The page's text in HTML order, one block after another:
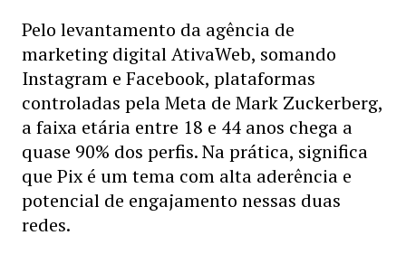
Pelo levantamento da agência de
marketing digital AtivaWeb, somando
Instagram e Facebook, plataformas
controladas pela Meta de Mark Zuckerberg,
a faixa etária entre 18 e 44 anos chega a
quase 90% dos perfis. Na prática, significa
que Pix é um tema com alta aderência e
potencial de engajamento nessas duas
redes.